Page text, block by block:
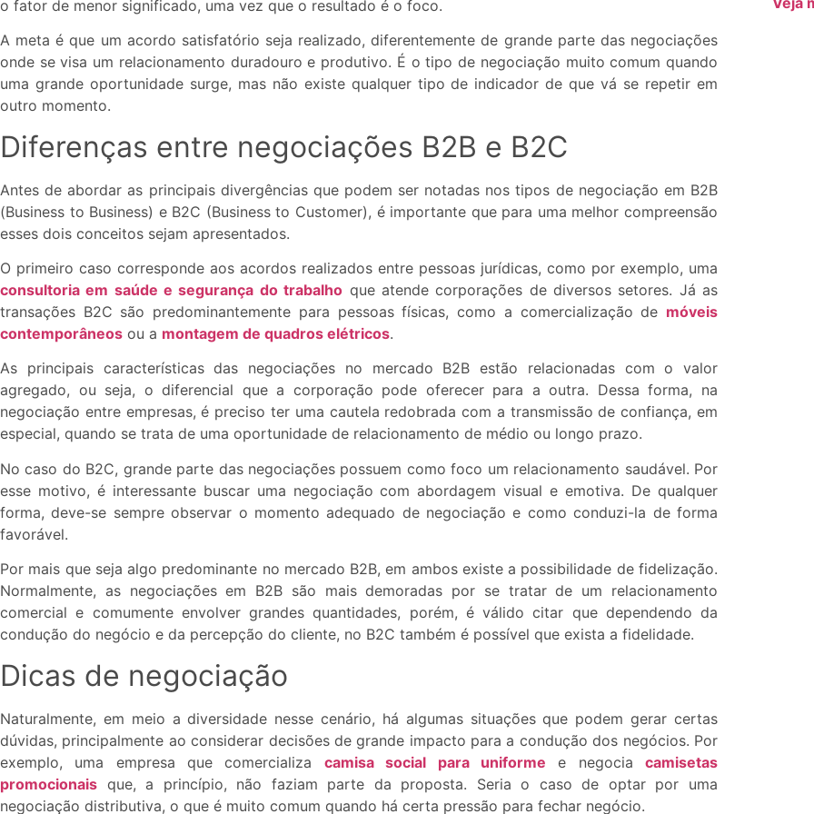
o fator de menor significado, uma vez que o resultado é o foco.
A meta é que um acordo satisfatório seja realizado, diferentemente de grande parte das negociações
onde se visa um relacionamento duradouro e produtivo. É o tipo de negociação muito comum quando
uma grande oportunidade surge, mas não existe qualquer tipo de indicador de que vá se repetir em
outro momento.
Diferenças entre negociações B2B e B2C
Antes de abordar as principais divergências que podem ser notadas nos tipos de negociação em B2B
(Business to Business) e B2C (Business to Customer), é importante que para uma melhor compreensão
esses dois conceitos sejam apresentados.
O primeiro caso corresponde aos acordos realizados entre pessoas jurídicas, como por exemplo, uma
consultoria em saúde e segurança do trabalho que atende corporações de diversos setores. Já as
transações B2C são predominantemente para pessoas físicas, como a comercialização de móveis
contemporâneos ou a montagem de quadros elétricos.
As principais características das negociações no mercado B2B estão relacionadas com o valor
agregado, ou seja, o diferencial que a corporação pode oferecer para a outra. Dessa forma, na
negociação entre empresas, é preciso ter uma cautela redobrada com a transmissão de confiança, em
especial, quando se trata de uma oportunidade de relacionamento de médio ou longo prazo.
No caso do B2C, grande parte das negociações possuem como foco um relacionamento saudável. Por
esse motivo, é interessante buscar uma negociação com abordagem visual e emotiva. De qualquer
forma, deve-se sempre observar o momento adequado de negociação e como conduzi-la de forma
favorável.
Por mais que seja algo predominante no mercado B2B, em ambos existe a possibilidade de fidelização.
Normalmente, as negociações em B2B são mais demoradas por se tratar de um relacionamento
comercial e comumente envolver grandes quantidades, porém, é válido citar que dependendo da
condução do negócio e da percepção do cliente, no B2C também é possível que exista a fidelidade.
Dicas de negociação
Naturalmente, em meio a diversidade nesse cenário, há algumas situações que podem gerar certas
dúvidas, principalmente ao considerar decisões de grande impacto para a condução dos negócios. Por
exemplo, uma empresa que comercializa camisa social para uniforme e negociacamisetas
promocionais que, a princípio, não faziam parte da proposta. Seria o caso de optar por uma
negociação distributiva, o que é muito comum quando há certa pressão para fechar negócio.